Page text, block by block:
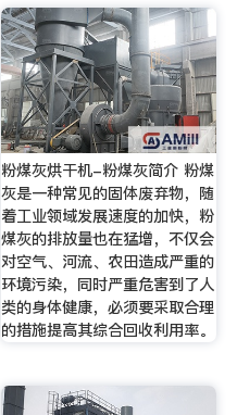
粉煤灰烘干机-粉煤灰简介 粉煤
灰是一种常见的固体废弃物，随
着工业领域发展速度的加快，粉
煤灰的排放量也在猛增，不仅会
对空气、河流、农田造成严重的
环境污染，同时严重危害到了人
类的身体健康，必须要采取合理
的措施提高其综合回收利用率。